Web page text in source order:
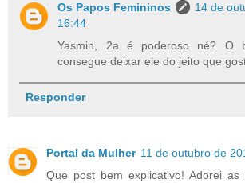
Os Papos Femininos
14 de
16:44
Yasmin, 2a é poderoso né? O
consegue deixar ele do jeito que
Responder
Portal da Mulher 11 de outubro de
Que post bem explicativo! Adorei